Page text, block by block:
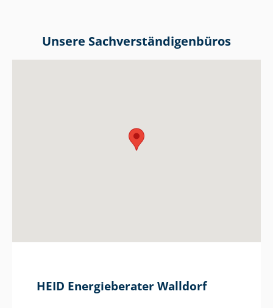
Unsere Sach­ver­stän­di­gen­bü­ros
HEID Energieberater Walldorf